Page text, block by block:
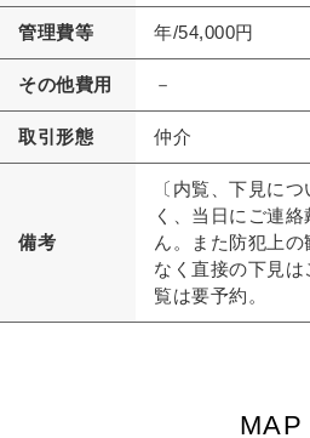
管理費等 年/54,000円
その他費用 －
取引形態 仲介
備考
〔内覧、下見に
く、当日にご連
ん。また防犯上
なく直接の下見
覧は要予約。
MAP